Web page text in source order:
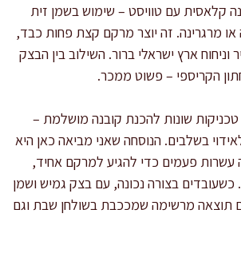
קלאסית עם טוויסט – שימוש בשמן זית
מרגרינה. זה יוצר מרקם קצת פחות כבד,
ארץ ישראלי ברור. השילוב בין הבצק
הקריספי – פשוט ממכר.
שונות להכנת קובנה מושלמת –
בשלבים. הנוסחה שאני מביאה כאן היא
עשרות פעמים כדי להגיע למרקם אחיד,
כשעובדים בצורה נכונה, עם בצק גמיש ושמן
תוצאה מרשימה שמככבת בשולחן שבת וגם